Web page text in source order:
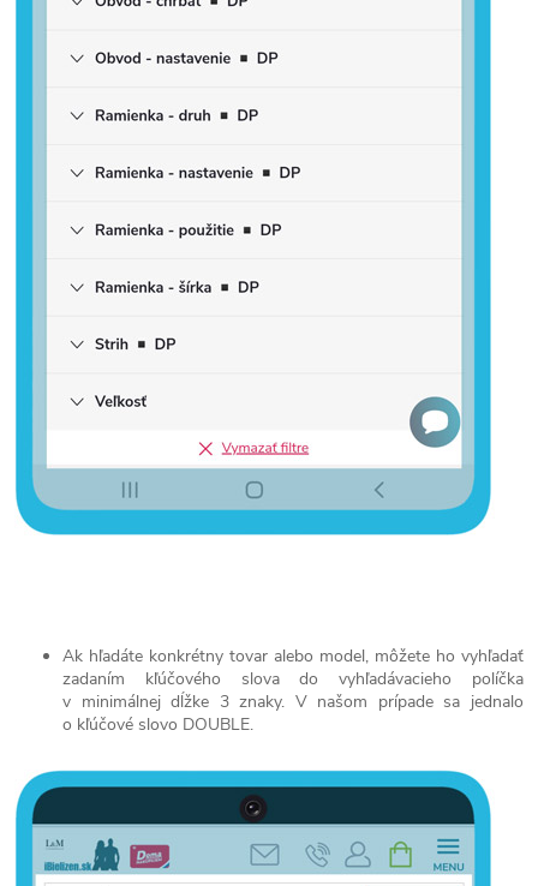
Ak hľadáte konkrétny tovar alebo model, môžete ho vyhľadať
zadaním kľúčového slova do vyhľadávacieho políčka
v minimálnej dĺžke 3 znaky. V našom prípade sa jednalo
o kľúčové slovo DOUBLE.